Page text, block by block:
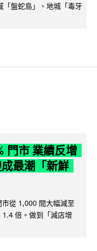
盤蛇島」、地城「毒牙
門市 業績反增
最潮「新鮮
從 1,000 間大幅減至
倍。做到「減店增